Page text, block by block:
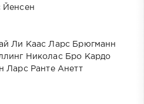
Йенсен
Ли Каас Ларс Брюгманн
Николас Бро Кардо
Ларс Ранте Анетт